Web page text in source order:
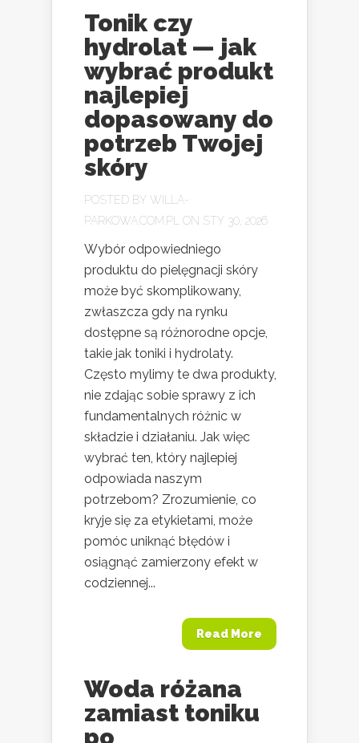
Tonik czy
hydrolat — jak
wybrać produkt
najlepiej
dopasowany do
potrzeb Twojej
skóry
POSTED BY WILLA-
PARKOWA.COM.PL
ON STY 30, 2026
Wybór odpowiedniego
produktu do pielęgnacji skóry
może być skomplikowany,
zwłaszcza gdy na rynku
dostępne są różnorodne opcje,
takie jak toniki i hydrolaty.
Często mylimy te dwa produkty,
nie zdając sobie sprawy z ich
fundamentalnych różnic w
składzie i działaniu. Jak więc
wybrać ten, który najlepiej
odpowiada naszym
potrzebom? Zrozumienie, co
kryje się za etykietami, może
pomóc uniknąć błędów i
osiągnąć zamierzony efekt w
codziennej...
Read More
Woda różana
zamiast toniku
po